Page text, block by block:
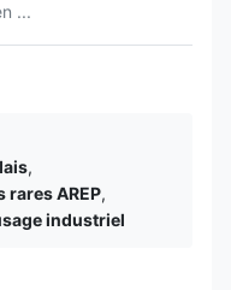
...
,
rares AREP,
industriel